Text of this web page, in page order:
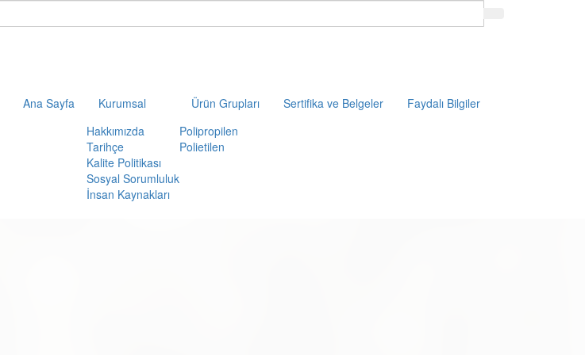
Ana Sayfa
Kurumsal
Hakkımızda
Tarihçe
Kalite Politikası
Sosyal Sorumluluk
İnsan Kaynakları
Ürün Grupları
Polipropilen
Polietilen
Sertifika ve Belgeler Faydalı Bilgiler